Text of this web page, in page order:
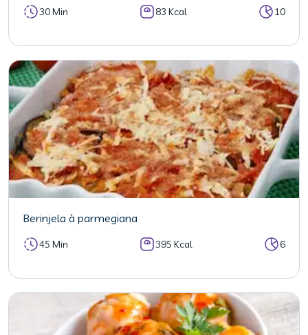
30 Min 83 Kcal 10
Berinjela à parmegiana
45 Min 395 Kcal 6